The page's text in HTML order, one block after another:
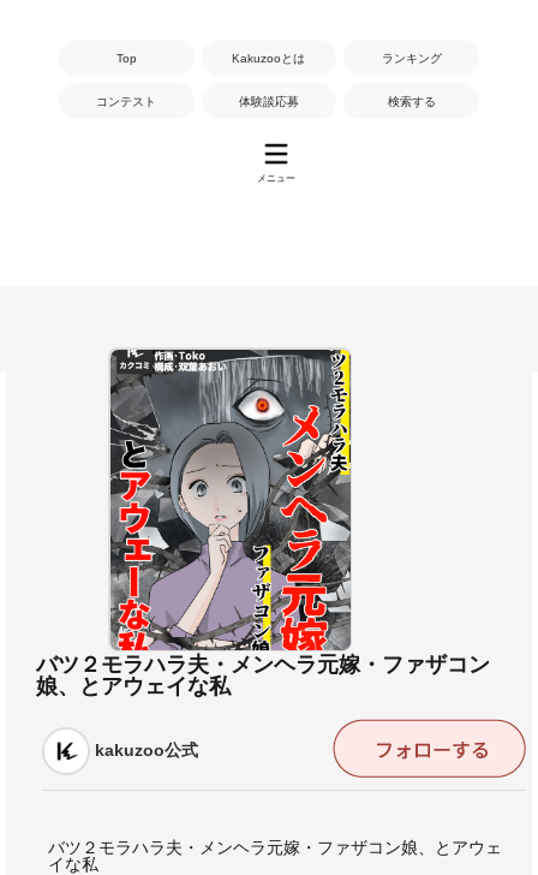
Top Kakuzooとは ランキング
コンテスト 体験談応募 検索する
メニュー
バツ２モラハラ夫・メンヘラ元嫁・ファザコン
娘、とアウェイな私
kakuzoo公式
バツ２モラハラ夫・メンヘラ元嫁・ファザコン娘、とアウェ
イな私